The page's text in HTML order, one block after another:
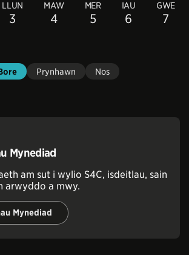
LLUN
3
MAW
4
MER
5
IAU
6
GWE
7
Prynhawn Nos
Mynediad
am sut i wylio S4C, isdeitlau, sain
arwyddo a mwy.
Mynediad